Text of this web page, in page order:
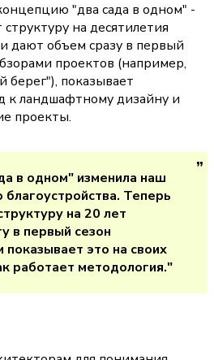
"два сада в одном" -
на десятилетия
дают объем сразу в первый
проектов (например,
берег"), показывает
к ландшафтному дизайну и
проекты.
в одном" изменила наш
Теперь
на 20 лет
в первый сезон
это на своих
работает методология."